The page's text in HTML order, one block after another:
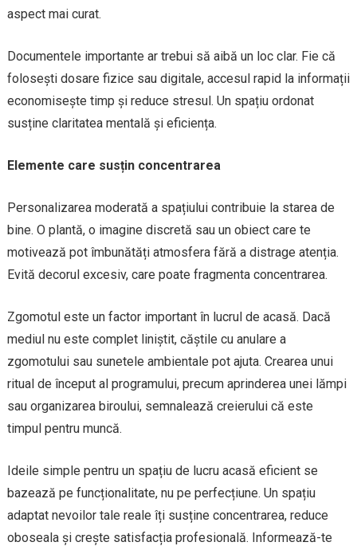
aspect mai curat.
Documentele importante ar trebui să aibă un loc clar. Fie că
folosești dosare fizice sau digitale, accesul rapid la informații
economisește timp și reduce stresul. Un spațiu ordonat
susține claritatea mentală și eficiența.
Elemente care susțin concentrarea
Personalizarea moderată a spațiului contribuie la starea de
bine. O plantă, o imagine discretă sau un obiect care te
motivează pot îmbunătăți atmosfera fără a distrage atenția.
Evită decorul excesiv, care poate fragmenta concentrarea.
Zgomotul este un factor important în lucrul de acasă. Dacă
mediul nu este complet liniștit, căștile cu anulare a
zgomotului sau sunetele ambientale pot ajuta. Crearea unui
ritual de început al programului, precum aprinderea unei lămpi
sau organizarea biroului, semnalează creierului că este
timpul pentru muncă.
Ideile simple pentru un spațiu de lucru acasă eficient se
bazează pe funcționalitate, nu pe perfecțiune. Un spațiu
adaptat nevoilor tale reale îți susține concentrarea, reduce
oboseala și crește satisfacția profesională. Informează-te